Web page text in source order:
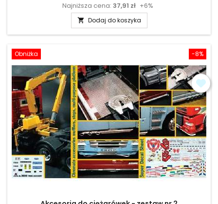
podstawowa
Najniższa cena: 37,91 zł +6%
 Dodaj do koszyka
-8%
Obniżka